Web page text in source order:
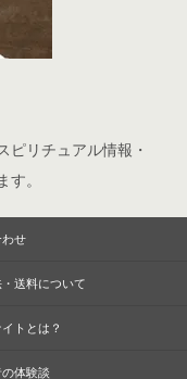
ピリチュアル情報・
す。
わせ
送料について
トとは？
の体験談